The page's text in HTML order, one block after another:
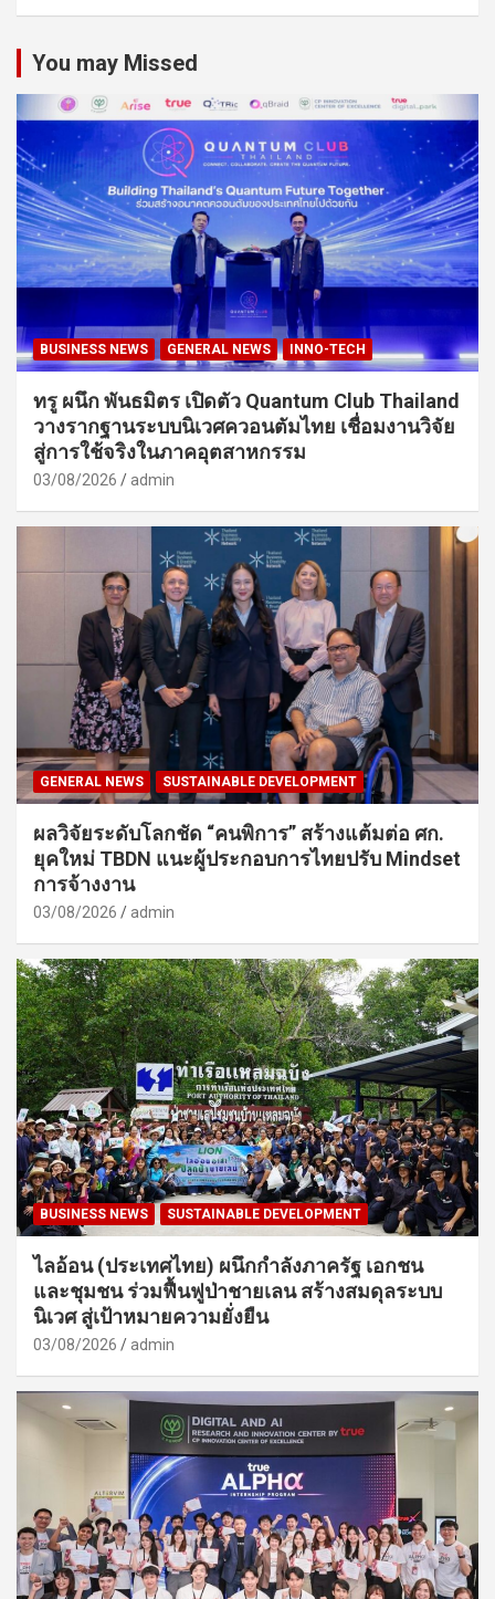
You may Missed
BUSINESS NEWS GENERAL NEWS INNO-TECH
ทรู ผนึก พันธมิตร เปิดตัว Quantum Club Thailand
วางรากฐานระบบนิเวศควอนตัมไทย เชื่อมงานวิจัย
สู่การใช้จริงในภาคอุตสาหกรรม
03/08/2026 admin
GENERAL NEWS SUSTAINABLE DEVELOPMENT
ผลวิจัยระดับโลกชัด “คนพิการ” สร้างแต้มต่อ ศก.
ยุคใหม่ TBDN แนะผู้ประกอบการไทยปรับ Mindset
การจ้างงาน
03/08/2026 admin
BUSINESS NEWS SUSTAINABLE DEVELOPMENT
ไลอ้อน (ประเทศไทย) ผนึกกำลังภาครัฐ เอกชน
และชุมชน ร่วมฟื้นฟูป่าชายเลน สร้างสมดุลระบบ
นิเวศ สู่เป้าหมายความยั่งยืน
03/08/2026 admin